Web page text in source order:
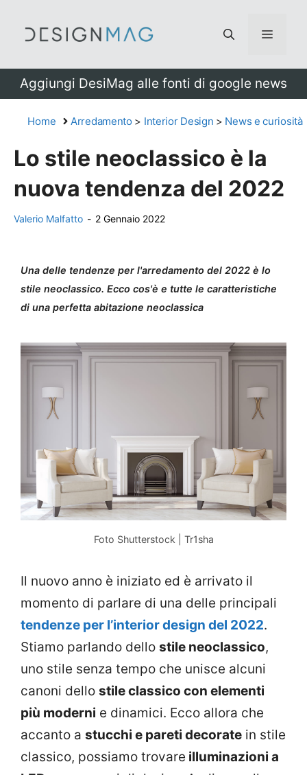
Menu
Aggiungi DesiMag alle fonti di google news
Home Arredamento > Interior Design > News e curiosità
Lo stile neoclassico è la
nuova tendenza del 2022
Valerio Malfatto - 2 Gennaio 2022
Una delle tendenze per l'arredamento del 2022 è lo
stile neoclassico. Ecco cos'è e tutte le caratteristiche
di una perfetta abitazione neoclassica
Foto Shutterstock | Tr1sha
Il nuovo anno è iniziato ed è arrivato il
momento di parlare di una delle principali
tendenze per l’interior design del 2022.
Stiamo parlando dello stile neoclassico,
uno stile senza tempo che unisce alcuni
canoni dello stile classico con elementi
più moderni e dinamici. Ecco allora che
accanto a stucchi e pareti decorate in stile
classico, possiamo trovare illuminazioni a